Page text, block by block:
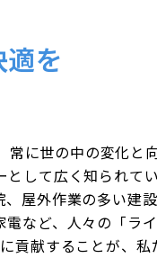
を
に世の中の変化と
して広く知られて
屋外作業の多い建
など、人々の「ラ
貢献することが、